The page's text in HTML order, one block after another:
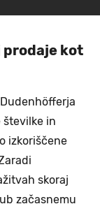
prodaje kot
številke in
izkoriščene
skoraj
začasnemu